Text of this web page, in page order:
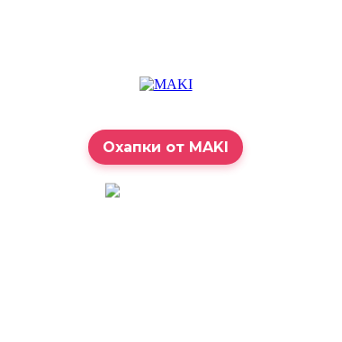
Охапки от MAKI